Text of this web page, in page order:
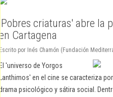
'Pobres criaturas' abre la
en Cartagena
Escrito por Inés Chamón (Fundación
El 'universo de Yorgos
Lanthimos' en el cine se caracteriza
drama psicológico y sátira social.